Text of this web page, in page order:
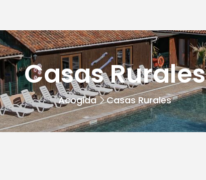
Casas Rurales
Acogida Casas Rurales